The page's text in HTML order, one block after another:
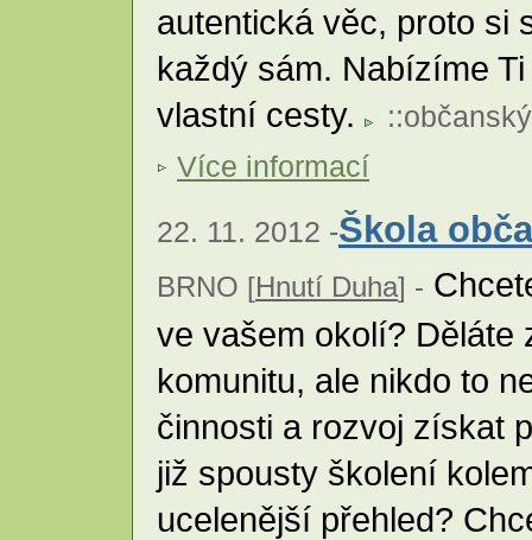
autentická věc, proto si
každý sám. Nabízíme
vlastní cesty.
::
Více informací
22. 11. 2012 -Škola
BRNO [Hnutí Duha] -
ve vašem okolí? Děláte
komunitu, ale nikdo to
činnosti a rozvoj získat
již spousty školení
ucelenější přehled?